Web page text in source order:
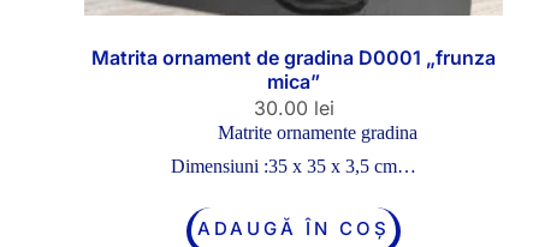
Matrita ornament de gradina D0001 „frunza
mica”
30.00 lei
Matrite ornamente gradina
Dimensiuni :35 x 35 x 3,5 cm…
ADAUGĂ ÎN COȘ